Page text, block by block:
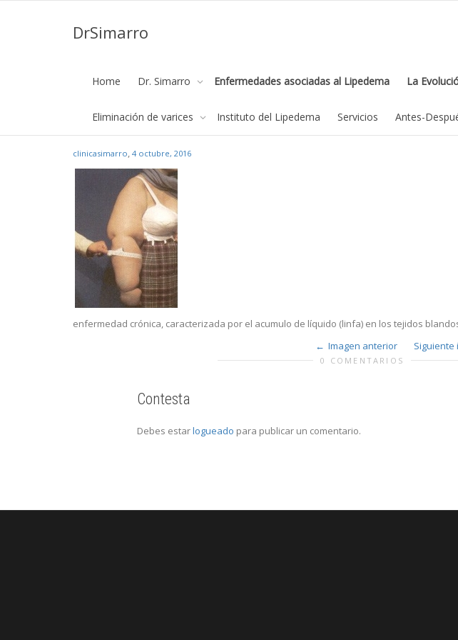
DrSimarro
Home Dr. Simarro Enfermedades asociadas al Lipedema La
Eliminación de varices Instituto del Lipedema Servicios Antes-
LINFEDEMA
clinicasimarro, 4 octubre, 2016
enfermedad crónica, caracterizada por el acumulo de líquido (linfa) en los tejidos
Imagen anterior
Siguiente
0 COMENTARIOS
Contesta
Debes estarlogueado para publicar un comentario.